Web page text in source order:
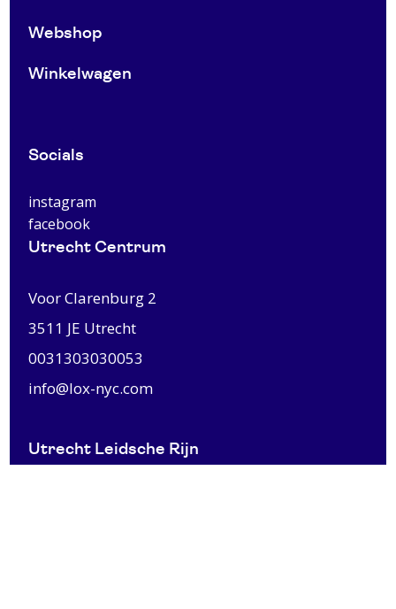
Webshop
Winkelwagen
Socials
instagram
facebook
Utrecht Centrum
Voor Clarenburg 2
3511 JE Utrecht
0031303030053
info@lox-nyc.com
Utrecht Leidsche Rijn